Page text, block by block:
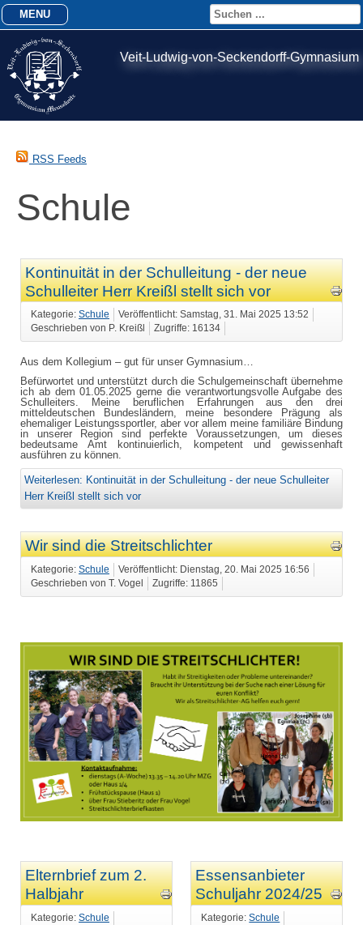
Veit-Ludwig-von-Seckendorff-Gymnasium
MENU
RSS Feeds
Schule
Kontinuität in der Schulleitung - der neue
Schulleiter Herr Kreißl stellt sich vor
Kategorie: Schule
Veröffentlicht: Samstag, 31. Mai 2025 13:52
Geschrieben von P. Kreißl
Zugriffe: 16134
Aus dem Kollegium – gut für unser Gymnasium…
Befürwortet und unterstützt durch die Schulgemeinschaft übernehme
ich ab dem 01.05.2025 gerne die verantwortungsvolle Aufgabe des
Schulleiters. Meine beruflichen Erfahrungen aus den drei
mitteldeutschen Bundesländern, meine besondere Prägung als
ehemaliger Leistungssportler, aber vor allem meine familiäre Bindung
in unserer Region sind perfekte Voraussetzungen, um dieses
bedeutsame Amt kontinuierlich, kompetent und gewissenhaft
ausführen zu können.
Weiterlesen: Kontinuität in der Schulleitung - der neue Schulleiter
Herr Kreißl stellt sich vor
Wir sind die Streitschlichter
Kategorie: Schule
Veröffentlicht: Dienstag, 20. Mai 2025 16:56
Geschrieben von T. Vogel
Zugriffe: 11865
Elternbrief zum 2.
Halbjahr
Kategorie: Schule
Essensanbieter
Schuljahr 2024/25
Kategorie:Schule